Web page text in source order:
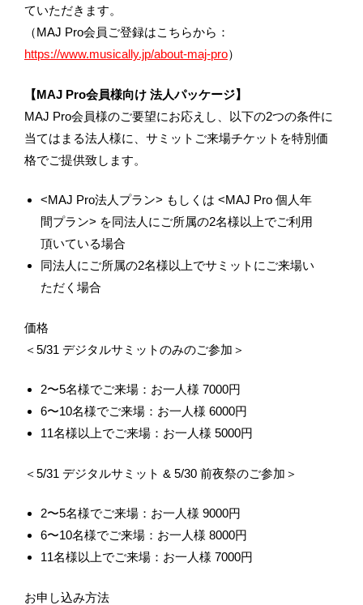
ていただきます。
（MAJ Pro会員ご登録はこちらから：
https://www.musically.jp/about-maj-pro）
【MAJ Pro会員様向け 法人パッケージ】
MAJ Pro会員様のご要望にお応えし、以下の2つの条件に
当てはまる法人様に、サミットご来場チケットを特別価
格でご提供致します。
<MAJ Pro法人プラン> もしくは <MAJ Pro 個人年
間プラン> を同法人にご所属の2名様以上でご利用
頂いている場合
同法人にご所属の2名様以上でサミットにご来場い
ただく場合
価格
＜5/31 デジタルサミットのみのご参加＞
2〜5名様でご来場：お一人様 7000円
6〜10名様でご来場：お一人様 6000円
11名様以上でご来場：お一人様 5000円
＜5/31 デジタルサミット & 5/30 前夜祭のご参加＞
2〜5名様でご来場：お一人様 9000円
6〜10名様でご来場：お一人様 8000円
11名様以上でご来場：お一人様 7000円
お申し込み方法